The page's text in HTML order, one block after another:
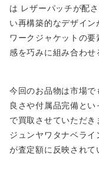
は レザーパッチが配
い再構築的なデザイ
ワークジャケットの
感を巧みに組み合わせ
今回のお品物は市場
良さや付属品完備とい
で買取させていただき
ジュンヤワタナベラ
が査定額に反映されて